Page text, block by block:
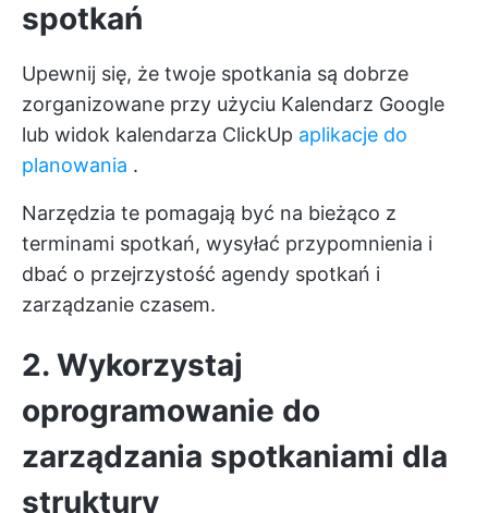
spotkań
Upewnij się, że twoje spotkania są dobrze
zorganizowane przy użyciu Kalendarz Google
lub widok kalendarza ClickUp aplikacje do
planowania .
Narzędzia te pomagają być na bieżąco z
terminami spotkań, wysyłać przypomnienia i
dbać o przejrzystość agendy spotkań i
zarządzanie czasem.
2. Wykorzystaj
oprogramowanie do
zarządzania spotkaniami dla
struktury